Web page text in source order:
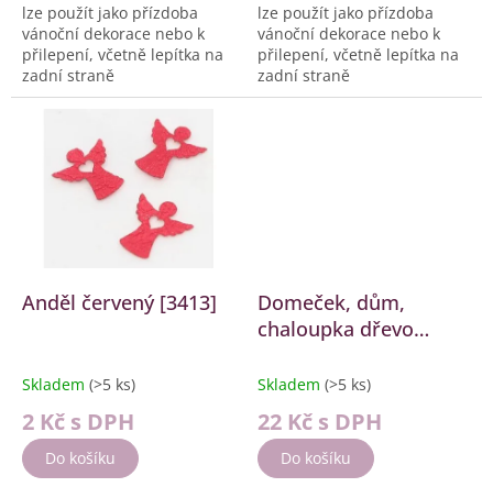
lze použít jako přízdoba
vánoční dekorace nebo k
přilepení, včetně lepítka na
zadní straně
Velikost: cca. 3 cm
lze použít jako přízdoba
vánoční dekorace nebo k
přilepení, včetně lepítka na
zadní straně
Velikost: cca. 3 cm
Anděl červený [3413]
Skladem (>5 ks)
2 Kč s DPH
Do košíku
Domeček, dům,
chaloupka dřevo
Skladem (>5 ks)
22 Kč s DPH
Do košíku